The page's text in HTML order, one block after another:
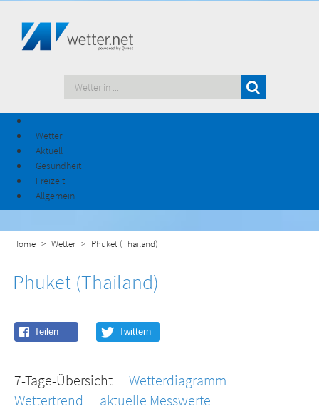
Wetter
Aktuell
Gesundheit
Freizeit
Allgemein
Home Wetter Phuket (Thailand)
Phuket (Thailand)
7-Tage-Übersicht
Wetterdiagramm
Wettertrend
aktuelle Messwerte